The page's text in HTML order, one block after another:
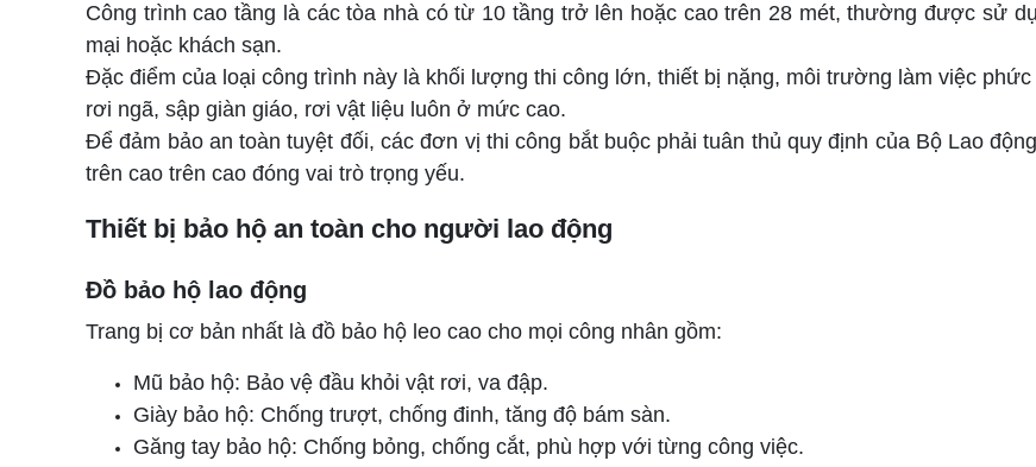
Công trình cao tầng là các tòa nhà có từ 10 tầng trở lên hoặc cao trên 28 mét, thường được sử
mại hoặc khách sạn.
Đặc điểm của loại công trình này là khối lượng thi công lớn, thiết bị nặng, môi trường làm việc
rơi ngã, sập giàn giáo, rơi vật liệu luôn ở mức cao.
Để đảm bảo an toàn tuyệt đối, các đơn vị thi công bắt buộc phải tuân thủ quy định của Bộ Lao
trên cao trên cao đóng vai trò trọng yếu.
Thiết bị bảo hộ an toàn cho người lao động
Đồ bảo hộ lao động
Trang bị cơ bản nhất là đồ bảo hộ leo cao cho mọi công nhân gồm:
Mũ bảo hộ: Bảo vệ đầu khỏi vật rơi, va đập.
Giày bảo hộ: Chống trượt, chống đinh, tăng độ bám sàn.
Găng tay bảo hộ: Chống bỏng, chống cắt, phù hợp với từng công việc.